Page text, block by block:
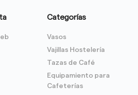
Categorías
Vasos
Vajillas Hostelería
Tazas de Café
Equipamiento para
Cafeterías